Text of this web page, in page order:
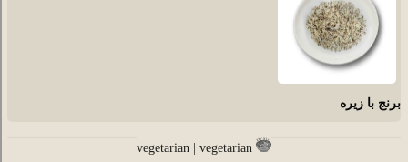
برنج با زیره
vegetarian | vegetarian